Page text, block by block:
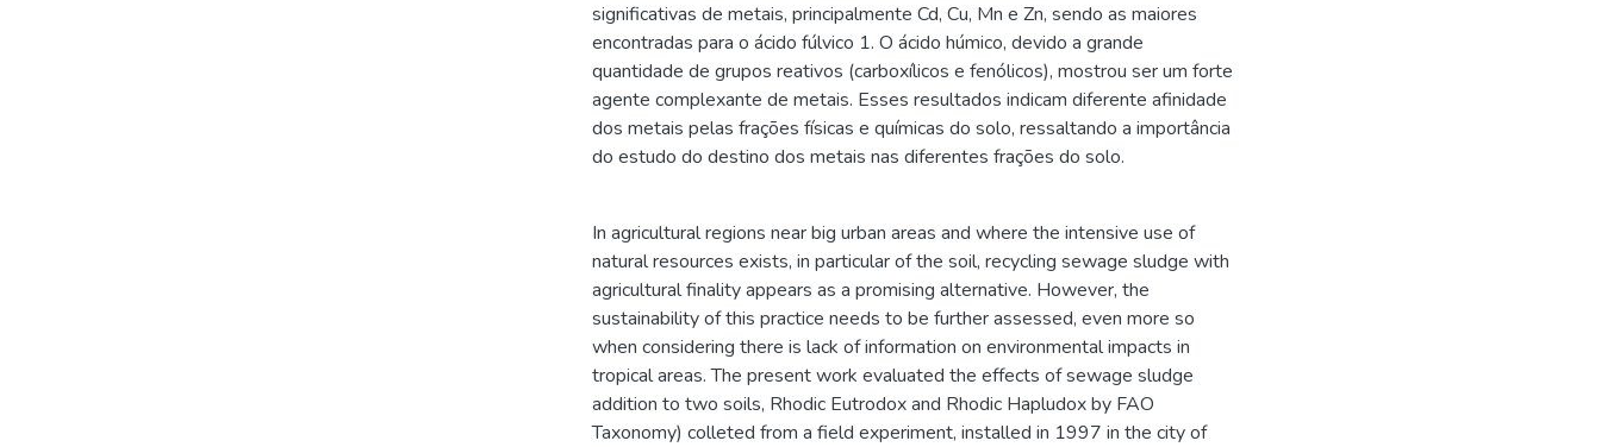
significativas de metais, principalmente Cd, Cu, Mn e Zn, sendo as maiores
encontradas para o ácido fúlvico 1. O ácido húmico, devido a grande
quantidade de grupos reativos (carboxílicos e fenólicos), mostrou ser um forte
agente complexante de metais. Esses resultados indicam diferente afinidade
dos metais pelas frações físicas e químicas do solo, ressaltando a importância
do estudo do destino dos metais nas diferentes frações do solo.
In agricultural regions near big urban areas and where the intensive use of
natural resources exists, in particular of the soil, recycling sewage sludge with
agricultural finality appears as a promising alternative. However, the
sustainability of this practice needs to be further assessed, even more so
when considering there is lack of information on environmental impacts in
tropical areas. The present work evaluated the effects of sewage sludge
addition to two soils, Rhodic Eutrodox and Rhodic Hapludox by FAO
Taxonomy) colleted from a field experiment, installed in 1997 in the city of